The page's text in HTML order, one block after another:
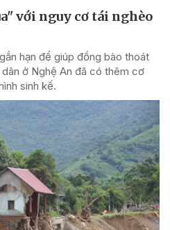
với nguy cơ tái nghèo
hạn để giúp đồng bào thoát
ở Nghệ An đã có thêm cơ
sinh kế.